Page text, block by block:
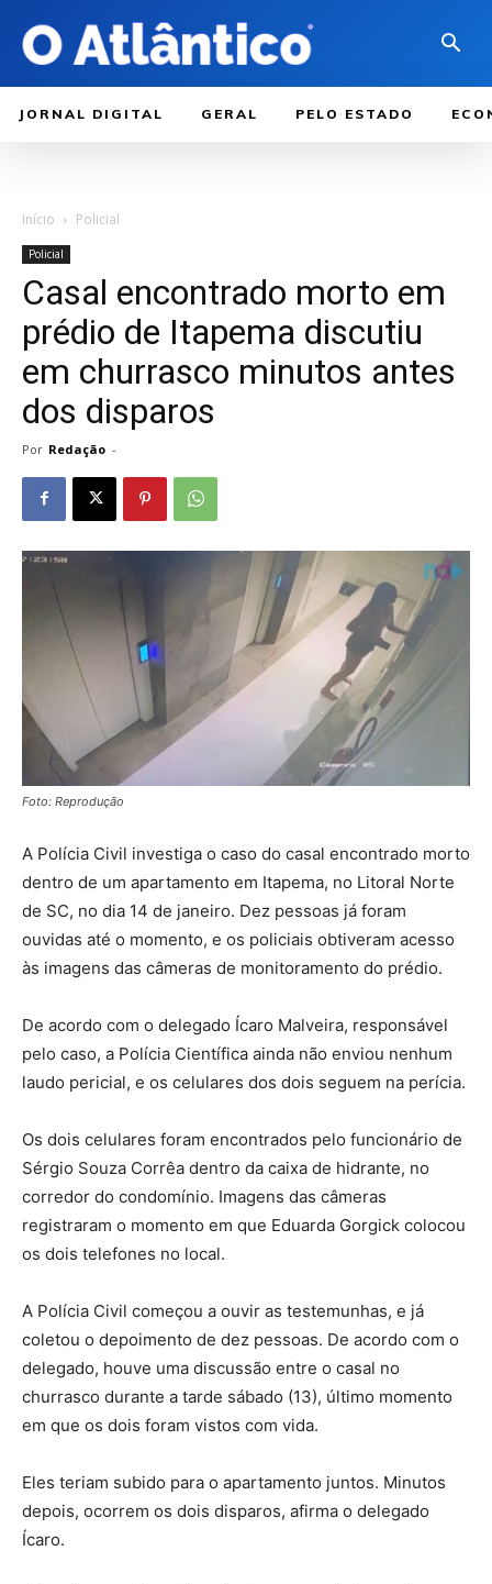
JORNAL DIGITAL GERAL PELO ESTADO
Início Policial
Policial
Casal encontrado morto em
prédio de Itapema discutiu
em churrasco minutos antes
dos disparos
Por Redação -
Foto: Reprodução
A Polícia Civil investiga o caso do casal encontrado morto
dentro de um apartamento em Itapema, no Litoral Norte
de SC, no dia 14 de janeiro. Dez pessoas já foram
ouvidas até o momento, e os policiais obtiveram acesso
às imagens das câmeras de monitoramento do prédio.
De acordo com o delegado Ícaro Malveira, responsável
pelo caso, a Polícia Científica ainda não enviou nenhum
laudo pericial, e os celulares dos dois seguem na perícia.
Os dois celulares foram encontrados pelo funcionário de
Sérgio Souza Corrêa dentro da caixa de hidrante, no
corredor do condomínio. Imagens das câmeras
registraram o momento em que Eduarda Gorgick colocou
os dois telefones no local.
A Polícia Civil começou a ouvir as testemunhas, e já
coletou o depoimento de dez pessoas. De acordo com o
delegado, houve uma discussão entre o casal no
churrasco durante a tarde sábado (13), último momento
em que os dois foram vistos com vida.
Eles teriam subido para o apartamento juntos. Minutos
depois, ocorrem os dois disparos, afirma o delegado
Ícaro.